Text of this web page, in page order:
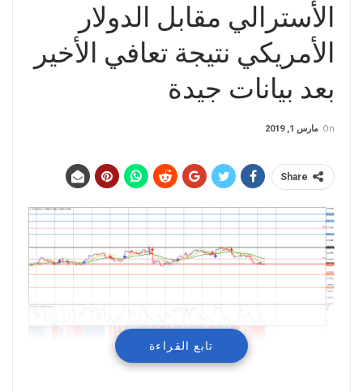
الأسترالي مقابل الدولار
الأمريكي نتيجة تعافي الأخير
بعد بيانات جيدة
On مارس 1, 2019
Share
تداولات سلبية للدولار الأسترالي
تابع القراءة